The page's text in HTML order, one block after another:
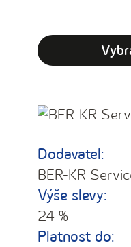
Dodavatel:
BER-KR
Výše slevy:
24 %
Platnost do: